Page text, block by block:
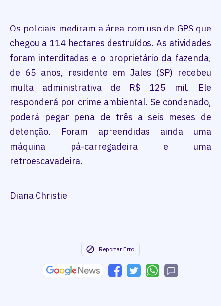
Os policiais mediram a área com uso de GPS que
chegou a 114 hectares destruídos. As atividades
foram interditadas e o proprietário da fazenda,
de 65 anos, residente em Jales (SP) recebeu
multa administrativa de R$ 125 mil. Ele
responderá por crime ambiental. Se condenado,
poderá pegar pena de três a seis meses de
detenção. Foram apreendidas ainda uma
máquina pá-carregadeira e uma
retroescavadeira.
Diana Christie
Reportar Erro